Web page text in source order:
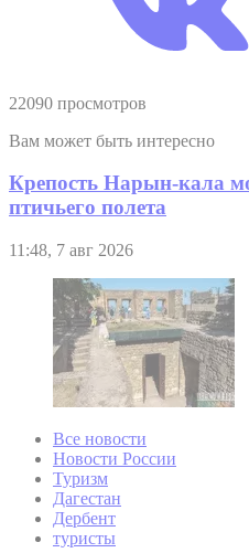
22090 просмотров
Вам может быть интересно
Крепость Нарын-кала
птичьего полета
11:48, 7 авг 2026
Все новости
Новости России
Туризм
Дагестан
Дербент
туристы